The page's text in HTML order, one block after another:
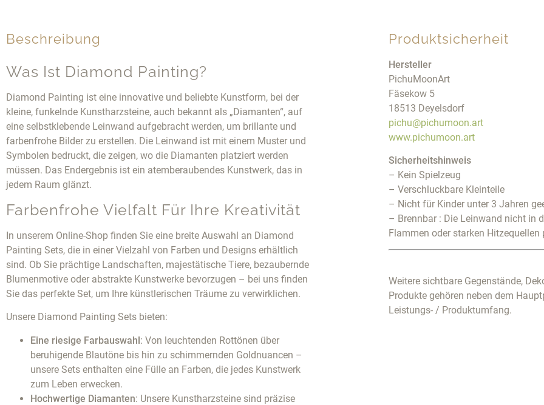
Beschreibung
Was Ist Diamond Painting?
Diamond Painting ist eine innovative und beliebte Kunstform, bei der
kleine, funkelnde Kunstharzsteine, auch bekannt als „Diamanten“, auf
eine selbstklebende Leinwand aufgebracht werden, um brillante und
farbenfrohe Bilder zu erstellen. Die Leinwand ist mit einem Muster und
Symbolen bedruckt, die zeigen, wo die Diamanten platziert werden
müssen. Das Endergebnis ist ein atemberaubendes Kunstwerk, das in
jedem Raum glänzt.
Farbenfrohe Vielfalt Für Ihre Kreativität
In unserem Online-Shop finden Sie eine breite Auswahl an Diamond
Painting Sets, die in einer Vielzahl von Farben und Designs erhältlich
sind. Ob Sie prächtige Landschaften, majestätische Tiere, bezaubernde
Blumenmotive oder abstrakte Kunstwerke bevorzugen – bei uns finden
Sie das perfekte Set, um Ihre künstlerischen Träume zu verwirklichen.
Unsere Diamond Painting Sets bieten:
Eine riesige Farbauswahl: Von leuchtenden Rottönen über
beruhigende Blautöne bis hin zu schimmernden Goldnuancen –
unsere Sets enthalten eine Fülle an Farben, die jedes Kunstwerk
zum Leben erwecken.
Hochwertige Diamanten: Unsere Kunstharzsteine sind präzise
Produktsicherheit
Hersteller
PichuMoonArt
Fäsekow 5
18513 Deyelsdorf
pichu@pichumoon.art
www.pichumoon.art
Sicherheitshinweis
– Kein Spielzeug
– Verschluckbare Kleinteile
– Nicht für Kinder unter 3 Jahren
– Brennbar : Die Leinwand nicht in
Flammen oder starken Hitzequellen
Weitere sichtbare Gegenstände,
Produkte gehören neben dem
Leistungs- / Produktumfang.